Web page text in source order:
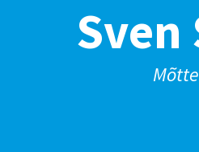
Sven